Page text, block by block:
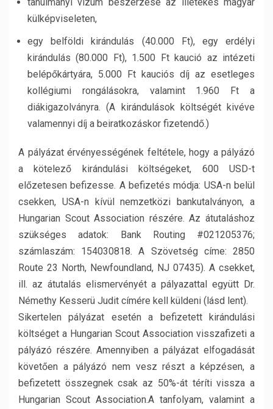
külképviseleten,
egy belföldi kirándulás (40.000 Ft), egy erdélyi
kirándulás (80.000 Ft), 1.500 Ft kaució az intézeti
belépőkártyára, 5.000 Ft kauciós díj az esetleges
kollégiumi rongálásokra, valamint 1.960 Ft a
diákigazolványra. (A kirándulások költségét kivéve
valamennyi díj a beiratkozáskor fizetendő.)
A pályázat érvényességének feltétele, hogy a pályázó
a kötelező kirándulási költségeket, 600 USD-t
előzetesen befizesse. A befizetés módja: USA-n belül
csekken, USA-n kívül nemzetközi bankutalványon, a
Hungarian Scout Association részére. Az átutaláshoz
szükséges adatok: Bank Routing #021205376;
számlaszám: 154030818. A Szövetség címe: 2850
Route 23 North, Newfoundland, NJ 07435). A csekket,
ill. az átutalás elismervényét a pályazattal együtt Dr.
Némethy Kesserü Judit címére kell küldeni (lásd lent).
Sikertelen pályázat esetén a befizetett kirándulási
költséget a Hungarian Scout Association visszafizeti a
pályázó részére. Amennyiben a pályázat elfogadását
követően a pályázó nem vesz részt a képzésen, a
befizetett összegnek csak az 50%-át téríti vissza a
Hungarian Scout Association.A tanfolyam, valamint a